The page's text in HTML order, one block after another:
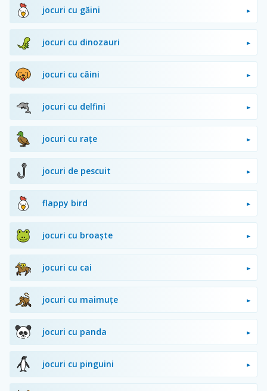
jocuri cu găini
jocuri cu dinozauri
jocuri cu câini
jocuri cu delfini
jocuri cu rațe
jocuri de pescuit
flappy bird
jocuri cu broaște
jocuri cu cai
jocuri cu maimuțe
jocuri cu panda
jocuri cu pinguini